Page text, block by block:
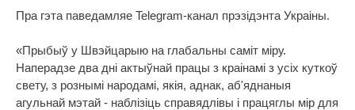
Пра гэта паведамляе Telegram-канал прэзідэнта Украіны.
«Прыбыў у Швэйцарыю на глабальны саміт міру.
Наперадзе два дні актыўнай працы з краінамі з усіх куткоў
свету, з рознымі народамі, якія, аднак, аб'яднаныя
агульнай мэтай - наблізіць справядлівы і працяглы мір для